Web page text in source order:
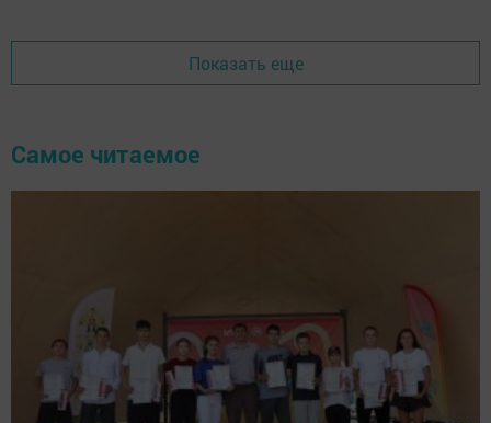
Показать еще
Самое читаемое